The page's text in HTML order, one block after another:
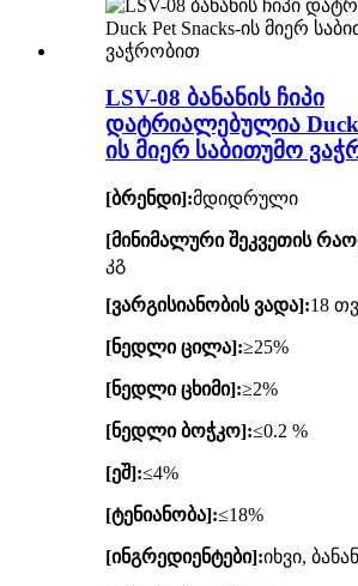
LSV-08 ბანანის ჩიპი
დატრიალებულია Duck
ის მიერ საბითუმო
[ბრენდი]:მდიდრული
[მინიმალური შეკვეთის
კგ
[ვარგისიანობის ვადა]:18
[ნედლი ცილა]:≥25%
[ნედლი ცხიმი]:≥2%
[ნედლი ბოჭკო]:≤0.2 %
[ეშ]:≤4%
[ტენიანობა]:≤18%
[ინგრედიენტები]:იხვი,